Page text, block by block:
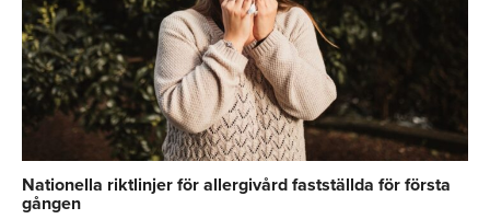
Nationella riktlinjer för allergivård fastställda för första
gången